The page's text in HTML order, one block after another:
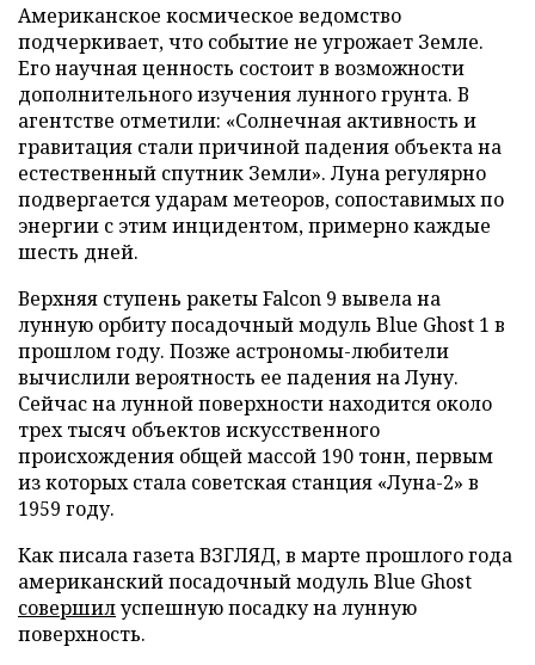
Американское космическое ведомство
подчеркивает, что событие не угрожает Земле.
Его научная ценность состоит в возможности
дополнительного изучения лунного грунта. В
агентстве отметили: «Солнечная активность и
гравитация стали причиной падения объекта на
естественный спутник Земли». Луна регулярно
подвергается ударам метеоров, сопоставимых по
энергии с этим инцидентом, примерно каждые
шесть дней.
Верхняя ступень ракеты Falcon 9 вывела на
лунную орбиту посадочный модуль Blue Ghost 1 в
прошлом году. Позже астрономы-любители
вычислили вероятность ее падения на Луну.
Сейчас на лунной поверхности находится около
трех тысяч объектов искусственного
происхождения общей массой 190 тонн, первым
из которых стала советская станция «Луна-2» в
1959 году.
Как писала газета ВЗГЛЯД, в марте прошлого года
американский посадочный модуль Blue Ghost
совершилуспешную посадку на лунную
поверхность.